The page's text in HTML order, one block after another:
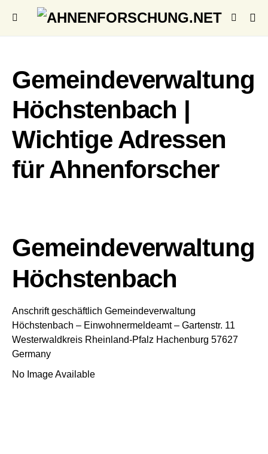
Gemeindeverwaltung
Höchstenbach |
Wichtige Adressen
für Ahnenforscher
Gemeindeverwaltung
Höchstenbach
Anschrift geschäftlich Gemeindeverwaltung
Höchstenbach – Einwohnermeldeamt – Gartenstr. 11
Westerwaldkreis Rheinland-Pfalz Hachenburg 57627
Germany
No Image Available